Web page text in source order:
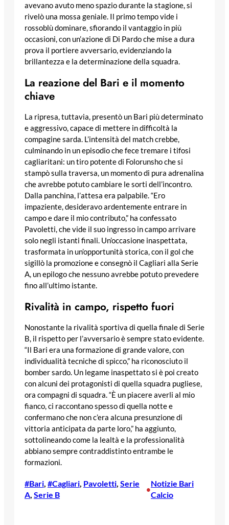
avevano avuto meno spazio durante la stagione, si
rivelò una mossa geniale. Il primo tempo vide i
rossoblù dominare, sfiorando il vantaggio in più
occasioni, con un’azione di Di Pardo che mise a dura
prova il portiere avversario, evidenziando la
brillantezza e la determinazione della squadra.
La reazione del Bari e il momento
chiave
La ripresa, tuttavia, presentò un Bari più determinato
e aggressivo, capace di mettere in difficoltà la
compagine sarda. L’intensità del match crebbe,
culminando in un episodio che fece tremare i tifosi
cagliaritani: un tiro potente di Folorunsho che si
stampò sulla traversa, un momento di pura adrenalina
che avrebbe potuto cambiare le sorti dell’incontro.
Dalla panchina, l’attesa era palpabile. “Ero
impaziente, desideravo ardentemente entrare in
campo e dare il mio contributo,” ha confessato
Pavoletti, che vide il suo ingresso in campo arrivare
solo negli istanti finali. Un’occasione inaspettata,
trasformata in un’opportunità storica, con il gol che
sigillò la promozione e consegnò il Cagliari alla Serie
A, un epilogo che nessuno avrebbe potuto prevedere
fino all’ultimo istante.
Rivalità in campo, rispetto fuori
Nonostante la rivalità sportiva di quella finale di Serie
B, il rispetto per l’avversario è sempre stato evidente.
“Il Bari era una formazione di grande valore, con
individualità tecniche di spicco,” ha riconosciuto il
bomber sardo. Un legame inaspettato si è poi creato
con alcuni dei protagonisti di quella squadra pugliese,
ora compagni di squadra. “È un piacere averli al mio
fianco, ci raccontano spesso di quella notte e
confermano che non c’era alcuna presunzione di
vittoria anticipata da parte loro,” ha aggiunto,
sottolineando come la lealtà e la professionalità
abbiano sempre contraddistinto entrambe le
formazioni.
#Bari #Cagliari Pavoletti Serie
A Serie B
•
Notizie Bari
Calcio